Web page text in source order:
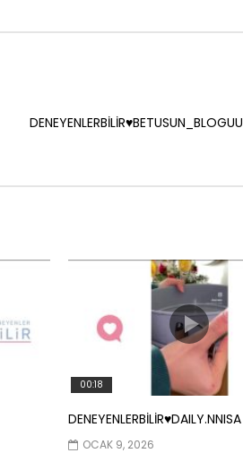
DENEYENLERBİLİR♥️BETUSUN_BLOGUU
00:18
DENEYENLERBİLİR♥️DAILY.NNISA
OCAK 9, 2026